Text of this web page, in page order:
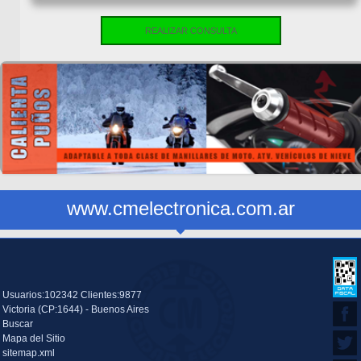
REALIZAR CONSULTA
www.cmelectronica.com.ar
Usuarios:102342 Clientes:9877
Victoria (CP:1644) - Buenos Aires
Buscar
Mapa del Sitio
sitemap.xml